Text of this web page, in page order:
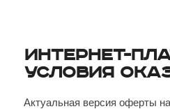
Интернет-
Условия
Актуальная версия оферты